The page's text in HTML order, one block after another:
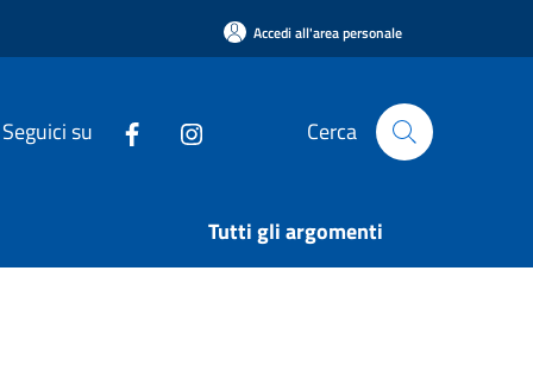
Accedi all'area personale
Seguici su Cerca
Tutti gli argomenti